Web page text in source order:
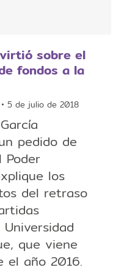
sobre el
fondos a la
5 de julio de 2018
pedido de
Poder
los
del retraso
que viene
el año 2016.